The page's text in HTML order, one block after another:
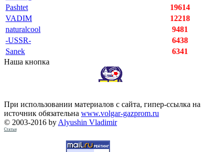
Pashtet
19614
VADIM
12218
naturalcool
9481
-USSR-
6438
Sanek
6341
Наша кнопка
При использовании материалов с сайта, гипер-ссылка на
источник обязательна www.volgar-gazprom.ru
© 2003-2016 by Alyushin Vladimir
Статьи